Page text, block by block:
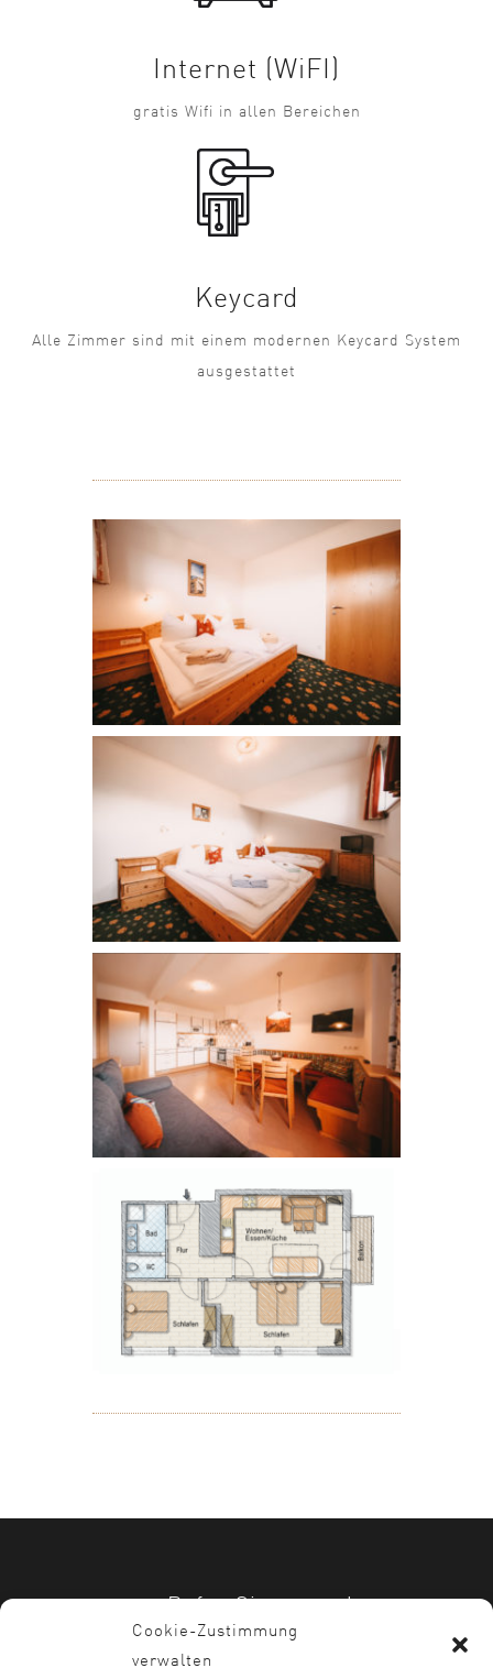
Cookie-Zustimmung
verwalten
Internet (WiFI)
gratis Wifi in allen Bereichen
Keycard
Alle Zimmer sind mit einem modernen Keycard System
ausgestattet
Rufen Sie uns an!
+ 43 3687 22669